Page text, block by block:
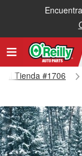
Tienda #1706